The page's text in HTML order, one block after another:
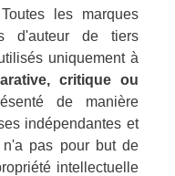
Toutes les marques
d'auteur de tiers
uniquement à
critique ou
de manière
indépendantes et
n'a pas pour but de
intellectuelle